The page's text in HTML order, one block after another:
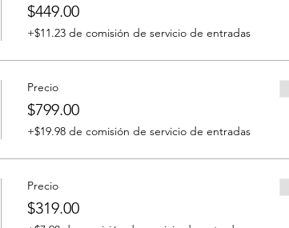
$449.00
+$11.23 de comisión de servicio de entradas
Precio
$799.00
+$19.98 de comisión de servicio de entradas
Precio
$319.00